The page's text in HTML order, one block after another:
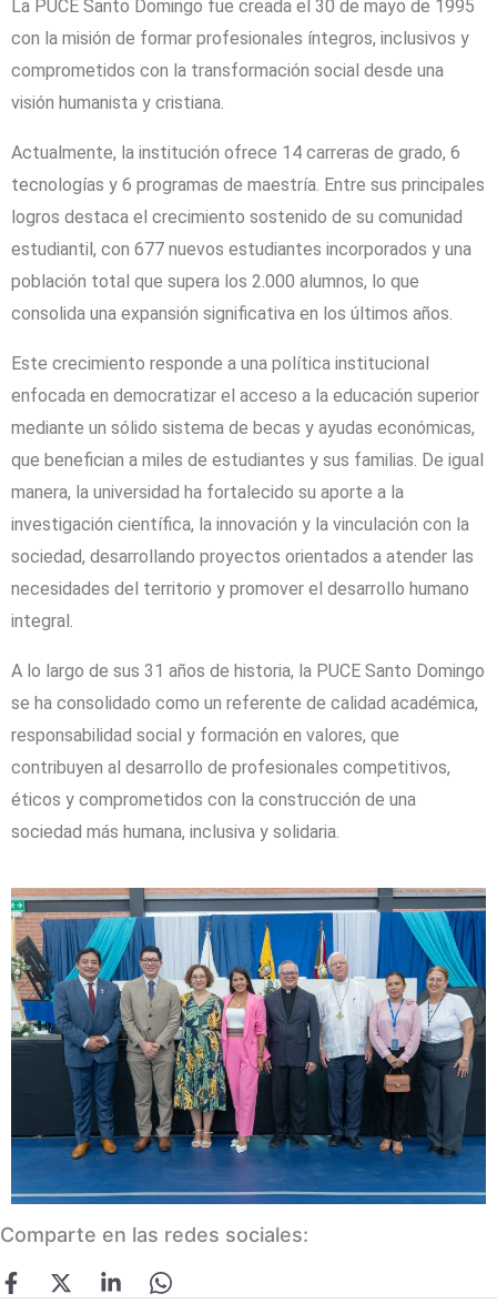
La PUCE Santo Domingo fue creada el 30 de mayo de 1995
con la misión de formar profesionales íntegros, inclusivos y
comprometidos con la transformación social desde una
visión humanista y cristiana.
Actualmente, la institución ofrece 14 carreras de grado, 6
tecnologías y 6 programas de maestría. Entre sus principales
logros destaca el crecimiento sostenido de su comunidad
estudiantil, con 677 nuevos estudiantes incorporados y una
población total que supera los 2.000 alumnos, lo que
consolida una expansión significativa en los últimos años.
Este crecimiento responde a una política institucional
enfocada en democratizar el acceso a la educación superior
mediante un sólido sistema de becas y ayudas económicas,
que benefician a miles de estudiantes y sus familias. De igual
manera, la universidad ha fortalecido su aporte a la
investigación científica, la innovación y la vinculación con la
sociedad, desarrollando proyectos orientados a atender las
necesidades del territorio y promover el desarrollo humano
integral.
A lo largo de sus 31 años de historia, la PUCE Santo Domingo
se ha consolidado como un referente de calidad académica,
responsabilidad social y formación en valores, que
contribuyen al desarrollo de profesionales competitivos,
éticos y comprometidos con la construcción de una
sociedad más humana, inclusiva y solidaria.
Comparte en las redes sociales: